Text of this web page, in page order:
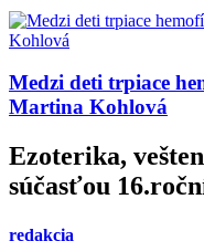
Medzi deti trpiace
Martina Kohlová
Ezoterika,
súčasťou
redakcia